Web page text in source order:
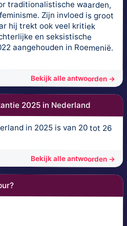
traditionalistische waarden,
Zijn invloed is groot
hij trekt ook veel kritiek
en seksistische
aangehouden in Roemenië.
Bekijk alle antwoorden →
2025 in Nederland
in 2025 is van 20 tot 26
Bekijk alle antwoorden →